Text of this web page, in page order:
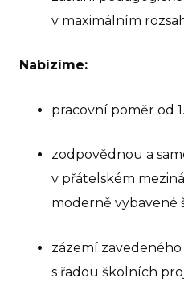
v maximálním
Nabízíme:
pracovní poměr od
zodpovědnou a
v přátelském
moderně vybavené
zázemí
s řadou školních